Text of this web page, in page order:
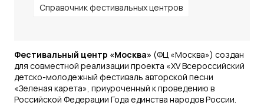
Справочник фестивальных центров
Фестивальный центр «Москва» (ФЦ «Москва») создан
для совместной реализации проекта «XV Всероссийский
детско-молодежный фестиваль авторской песни
«Зеленая карета», приуроченный к проведению в
Российской Федерации Года единства народов России.